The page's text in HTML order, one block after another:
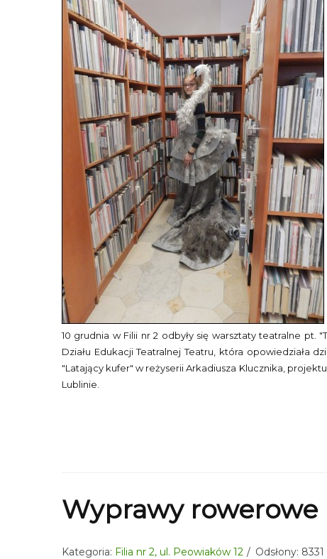
10 grudnia w Filii nr 2 odbyły się warsztaty teatralne pt.
Działu Edukacji Teatralnej Teatru, która opowiedziała
"Latający kufer" w reżyserii Arkadiusza Klucznika,
Lublinie.
Wyprawy rowerowe
Kategoria: Filia nr 2, ul. Peowiaków 12 Odsłony: 8331